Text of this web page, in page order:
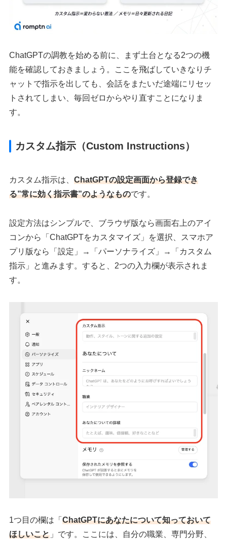
ChatGPTの調教を始める前に、まず土台となる2つの機
能を確認しておきましょう。ここを飛ばしていきなりチ
ャットで指示を出しても、会話をまたいだ途端にリセッ
トされてしまい、毎回ゼロからやり直すことになりま
す。
カスタム指示（Custom Instructions）
カスタム指示は、ChatGPTの設定画面から登録でき
る”常に効く指示書”のようなものです。
設定方法はシンプルで、ブラウザ版なら画面右上のアイ
コンから「ChatGPTをカスタマイズ」を選択、スマホア
プリ版なら「設定」→「パーソナライズ」→「カスタム
指示」と進みます。すると、2つの入力欄が表示されま
す。
1つ目の欄は「ChatGPTにあなたについて知っておいて
ほしいこと 」です。ここには、自分の職業、専門分野、